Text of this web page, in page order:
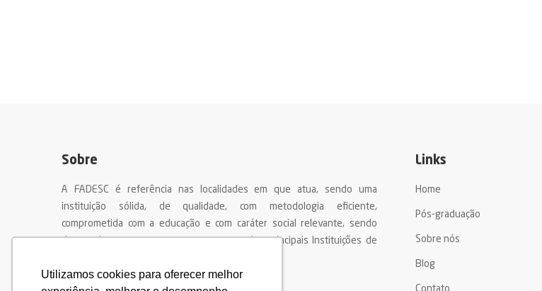
Utilizamos cookies para oferecer melhor
Sobre
A FADESC é referência nas localidades em que atua, sendo uma
instituição sólida, de qualidade, com metodologia eficiente,
comprometida com a educação e com caráter social relevante, sendo
destacada por seus egressos como uma das principais Instituições de
Links
Home
Pós-graduação
Sobre nós
Blog
Contato